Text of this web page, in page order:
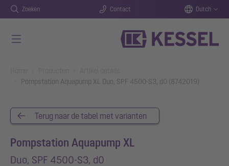
Zoeken Contact Dutch
Pompstation Aquapump XL Duo, SPF 4500-S3, d0 (8742019)
Terug naar de tabel met varianten
Pompstation Aquapump XL
Duo, SPF 4500-S3, d0